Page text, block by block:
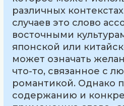
различных
случаев это слово
восточными
японской или
может означать
что-то, связанное с
романтикой. Однако
содержанию и